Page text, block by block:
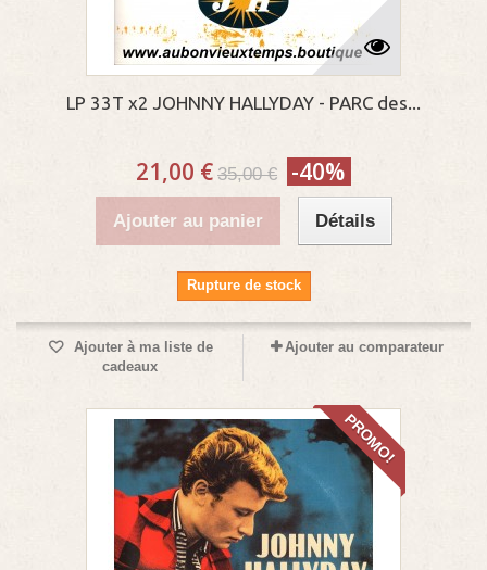
LP 33T x2 JOHNNY HALLYDAY - PARC des...
21,00 € 35,00 € -40%
Ajouter au panier Détails
Rupture de stock
Ajouter à ma liste de
cadeaux
Ajouter au comparateur
PROMO!